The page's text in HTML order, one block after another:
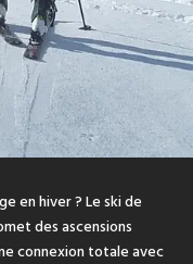
en hiver ? Le ski de
des ascensions
connexion totale avec